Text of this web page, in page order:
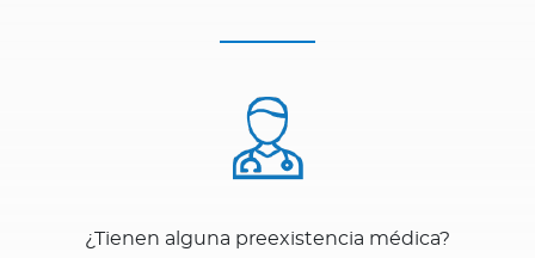
¿Tienen alguna preexistencia médica?